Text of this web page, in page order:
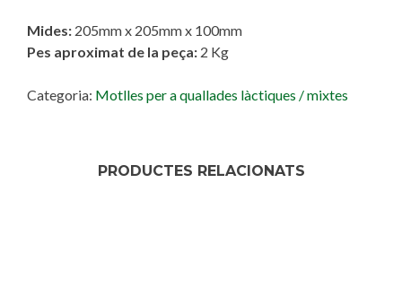
Mides: 205mm x 205mm x 100mm
Pes aproximat de la peça: 2 Kg
Categoria: Motlles per a quallades làctiques / mixtes
PRODUCTES RELACIONATS